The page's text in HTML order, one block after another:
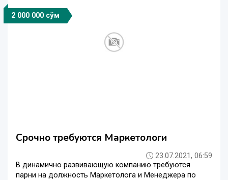
2 000 000 сўм
Срочно требуются Маркетологи
23.07.2021, 06:59
В динамично развивающую компанию требуются
парни на должность Маркетолога и Менеджера по